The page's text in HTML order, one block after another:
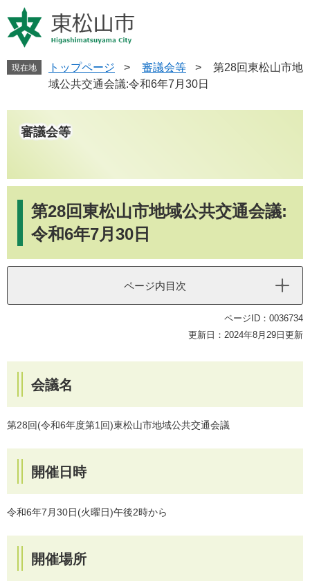
ー
ジ
す
ニ
ュ
し
現在地 トップページ > 審議会等 >
第28回東松山市地
域公共交通会議:令和6年7月30日
審議会等
第28回東松山市地域公共交通会議:
令和6年7月30日
ページ内目次
ページID：0036734
更新日：2024年8月29日更新
会議名
第28回(令和6年度第1回)東松山市地域公共交通会議
開催日時
令和6年7月30日(火曜日)午後2時から
開催場所